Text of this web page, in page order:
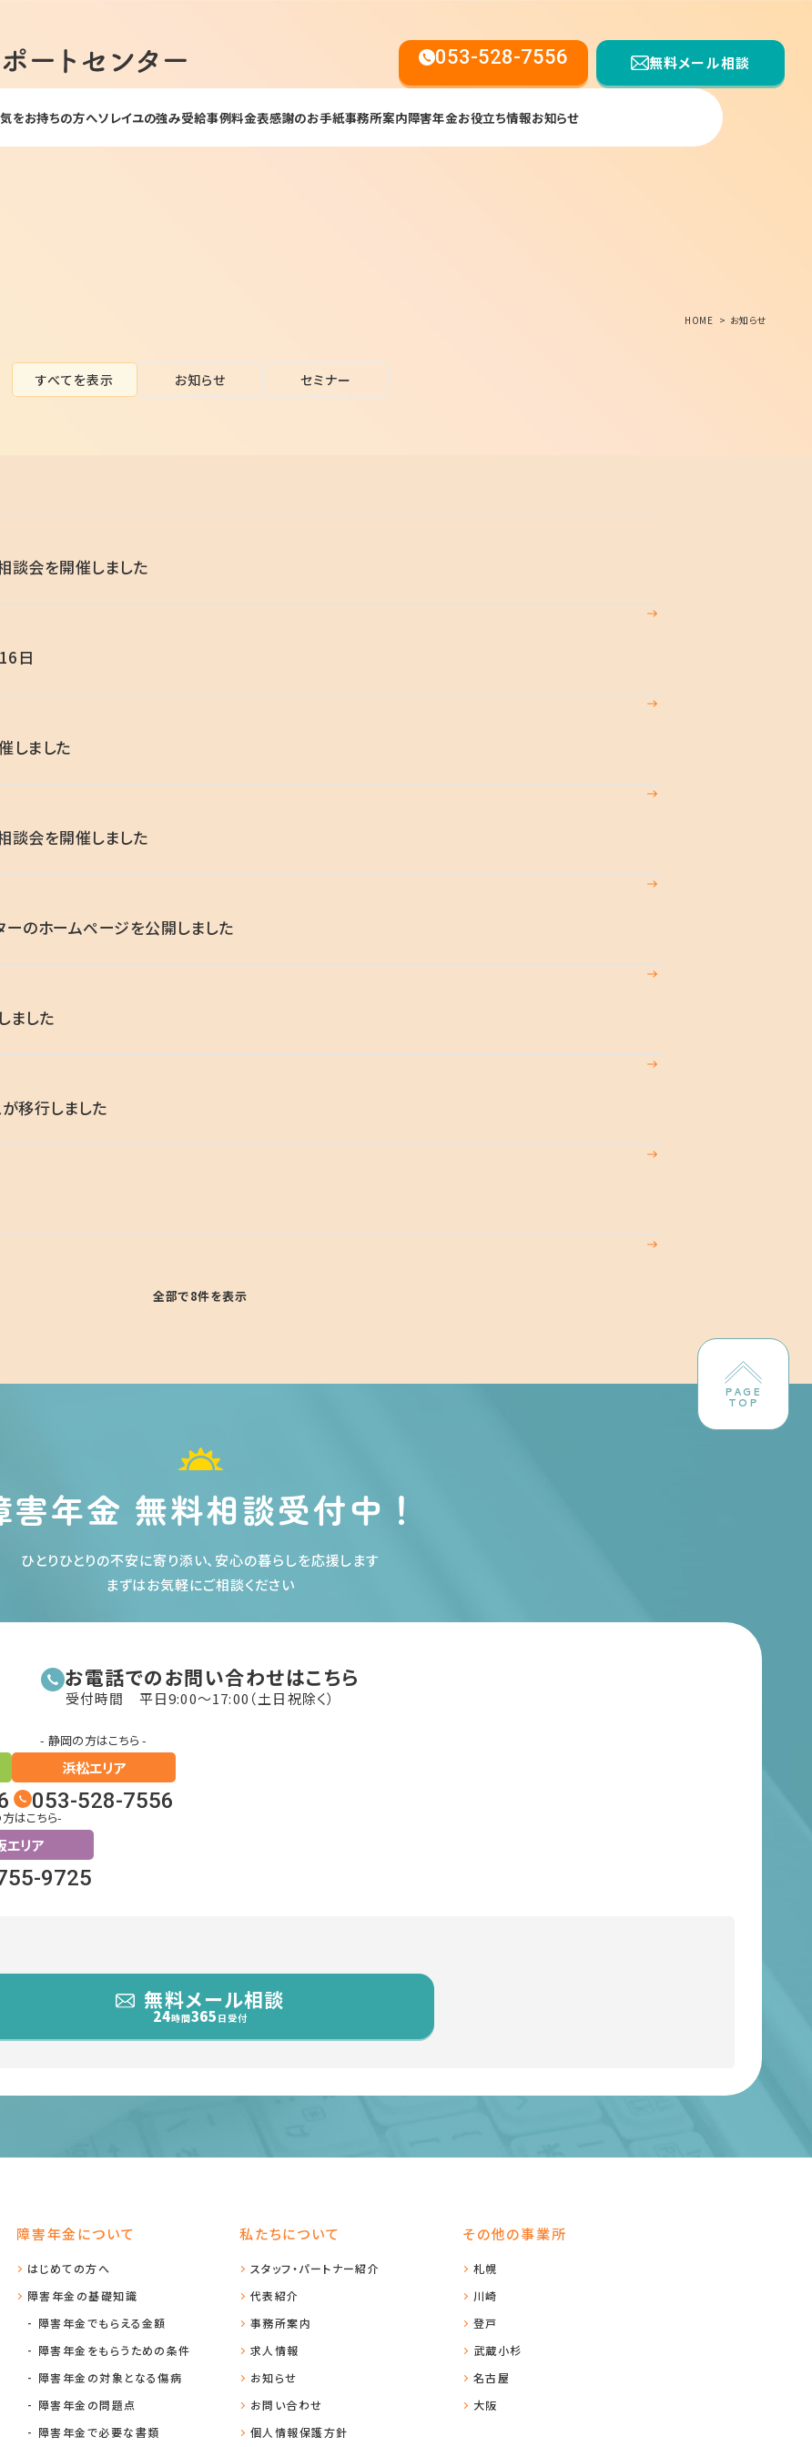
053-528-7556 無料メール相談
をお持ちの方へソレイユの強み受給事例料金表感謝のお手紙事務所案内障害年金お役立ち情報お知らせ
HOME お知らせ
すべてを表示 お知らせ セミナー
談会を開催しました
日
しました
談会を開催しました
のホームページを公開しました
ました
移行しました
全部で8件を表示
PAGE
TOP
害年金 無料相談受付中！
ひとりひとりの不安に寄り添い、安心の暮らしを応援します
まずはお気軽にご相談ください
お電話でのお問い合わせはこちら
受付時間 平日9:00〜17:00（土日祝除く）
- 静岡の方はこちら -
浜松エリア
053-528-7556
はこちら-
エリア
9725
無料メール相談
24時間365 日受付
障害年金について
はじめての方へ
障害年金の基礎知識
障害年金でもらえる金額
障害年金をもらうための条件
障害年金の対象となる傷病
障害年金の問題点
障害年金で必要な書類
私たちについて
スタッフ・パートナー紹介
代表紹介
事務所案内
求人情報
お知らせ
お問い合わせ
個人情報保護方針
その他の事業所
札幌
川崎
登戸
武蔵小杉
名古屋
大阪